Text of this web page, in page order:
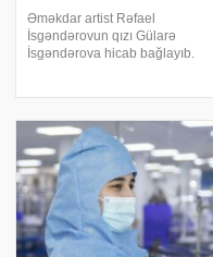
Əməkdar artist Rəfael
İsgəndərovun qızı Gülarə
İsgəndərova hicab bağlayıb.
edək ki, G.İsgəndərova 2016-cı
ildə Ələsgər adlı bəyl